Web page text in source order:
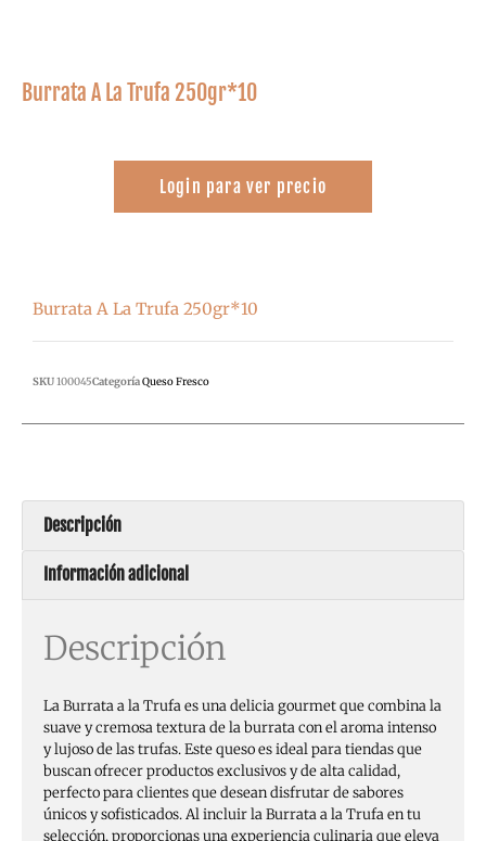
Burrata A La Trufa 250gr*10
Login para ver precio
Burrata A La Trufa 250gr*10
SKU100045CategoríaQueso Fresco
Descripción
Información adicional
Descripción
La Burrata a la Trufa es una delicia gourmet que combina la
suave y cremosa textura de la burrata con el aroma intenso
y lujoso de las trufas. Este queso es ideal para tiendas que
buscan ofrecer productos exclusivos y de alta calidad,
perfecto para clientes que desean disfrutar de sabores
únicos y sofisticados. Al incluir la Burrata a la Trufa en tu
selección, proporcionas una experiencia culinaria que eleva